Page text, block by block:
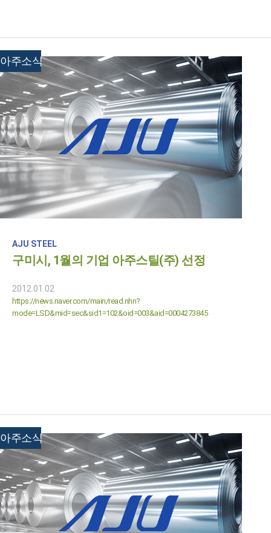
AJU STEEL
구미시, 1월의 기업 아주스틸(주) 선정
2012.01.02
https://news.naver.com/main/read.nhn?
mode=LSD&mid=sec&sid1=102&oid=003&aid=0004273845
아주소식
아주소식